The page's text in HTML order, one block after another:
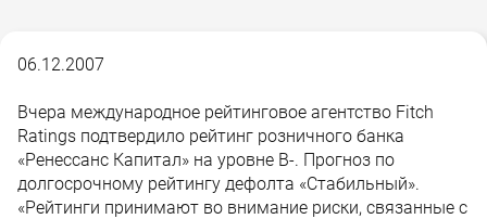
06.12.2007
Вчера международное рейтинговое агентство Fitch
Ratings подтвердило рейтинг розничного банка
«Ренессанс Капитал» на уровне B-. Прогноз по
долгосрочному рейтингу дефолта «Стабильный».
«Рейтинги принимают во внимание риски, связанные с